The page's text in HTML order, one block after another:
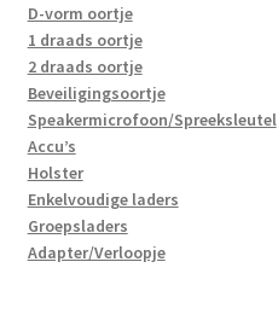
D-vorm oortje
1 draads oortje
2 draads oortje
Beveiligingsoortje
Speakermicrofoon/Spreeksleutel
Accu’s
Holster
Enkelvoudige laders
Groepsladers
Adapter/Verloopje